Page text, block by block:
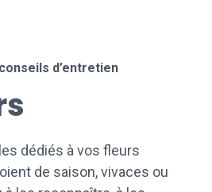
d’entretien
dédiés à vos fleurs
de saison, vivaces ou